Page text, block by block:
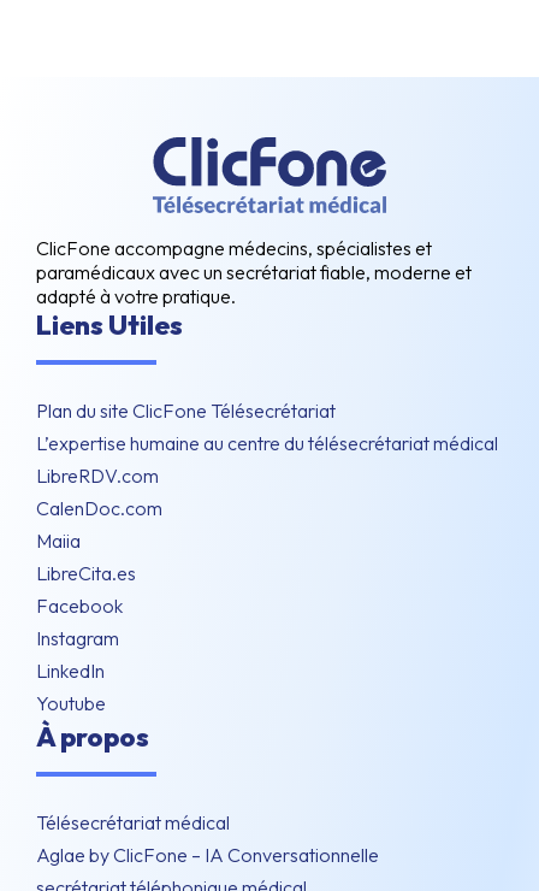
ClicFone accompagne médecins, spécialistes et
paramédicaux avec un secrétariat fiable, moderne et
adapté à votre pratique.
Liens Utiles
Plan du site ClicFone Télésecrétariat
L’expertise humaine au centre du télésecrétariat médical
LibreRDV.com
CalenDoc.com
Maiia
LibreCita.es
Facebook
Instagram
LinkedIn
Youtube
À propos
Télésecrétariat médical
Aglae by ClicFone – IA Conversationnelle